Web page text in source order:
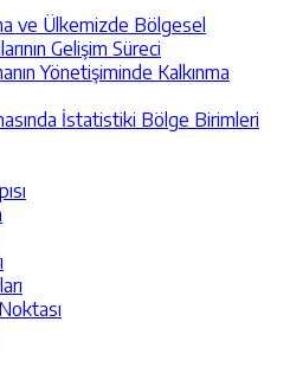
ve Ülkemizde Bölgesel
Gelişim Süreci
Yönetişiminde Kalkınma
İstatistiki Bölge Birimleri